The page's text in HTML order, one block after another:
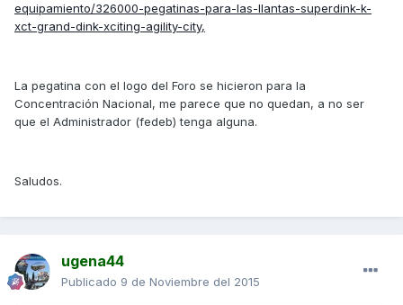
equipamiento/326000-pegatinas-para-las-llantas-superdink-k-
xct-grand-dink-xciting-agility-city,
La pegatina con el logo del Foro se hicieron para la
Concentración Nacional, me parece que no quedan, a no ser
que el Administrador (fedeb) tenga alguna.
Saludos.
ugena44
Publicado 9 de Noviembre del 2015